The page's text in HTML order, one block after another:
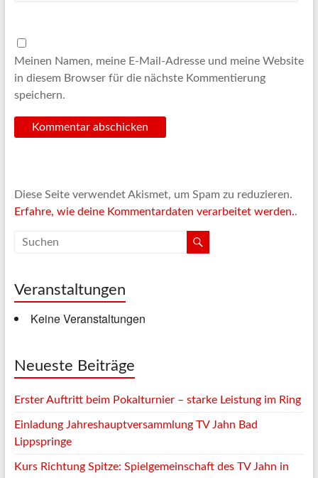
Meinen Namen, meine E-Mail-Adresse und meine Website
in diesem Browser für die nächste Kommentierung
speichern.
Diese Seite verwendet Akismet, um Spam zu reduzieren.
Erfahre, wie deine Kommentardaten verarbeitet werden..
Veranstaltungen
Keine Veranstaltungen
Neueste Beiträge
Erster Auftritt beim Pokalturnier – starke Leistung im Ring
Einladung Jahreshauptversammlung TV Jahn Bad
Lippspringe
Kurs Richtung Spitze: Spielgemeinschaft des TV Jahn in